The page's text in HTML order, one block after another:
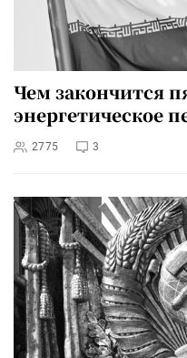
Чем закончится
энергетическое
2775 3